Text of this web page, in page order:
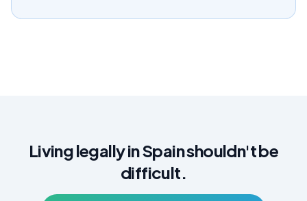
Living legally in Spain shouldn't be
difficult.